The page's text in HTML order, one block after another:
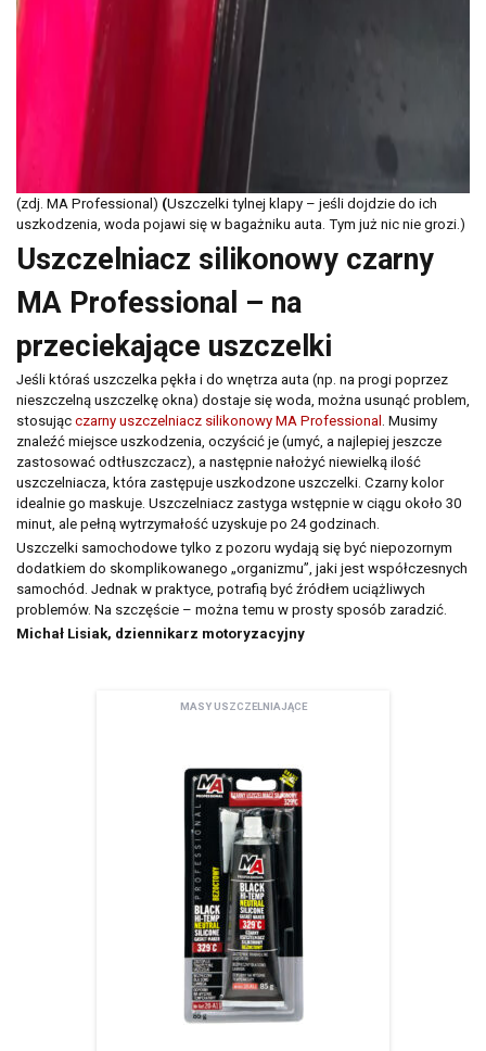
(zdj. MA Professional) (Uszczelki tylnej klapy – jeśli dojdzie do ich
uszkodzenia, woda pojawi się w bagażniku auta. Tym już nic nie grozi.)
Uszczelniacz silikonowy czarny
MA Professional – na
przeciekające uszczelki
Jeśli któraś uszczelka pękła i do wnętrza auta (np. na progi poprzez
nieszczelną uszczelkę okna) dostaje się woda, można usunąć problem,
stosując czarny uszczelniacz silikonowy MA Professional . Musimy
znaleźć miejsce uszkodzenia, oczyścić je (umyć, a najlepiej jeszcze
zastosować odtłuszczacz), a następnie nałożyć niewielką ilość
uszczelniacza, która zastępuje uszkodzone uszczelki. Czarny kolor
idealnie go maskuje. Uszczelniacz zastyga wstępnie w ciągu około 30
minut, ale pełną wytrzymałość uzyskuje po 24 godzinach.
Uszczelki samochodowe tylko z pozoru wydają się być niepozornym
dodatkiem do skomplikowanego „organizmu”, jaki jest współczesnych
samochód. Jednak w praktyce, potrafią być źródłem uciążliwych
problemów. Na szczęście – można temu w prosty sposób zaradzić.
Michał Lisiak, dziennikarz motoryzacyjny
MASY USZCZELNIAJĄCE